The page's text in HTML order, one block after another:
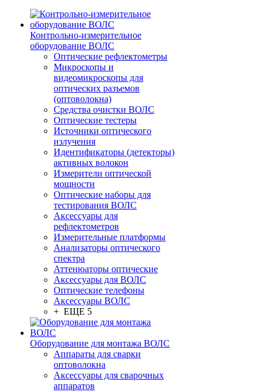
Контрольно-измерительное
оборудование ВОЛС
Оптические рефлектометры
Микроскопы и
видеомикроскопы для
оптических разъемов
(оптоволокна)
Средства очистки ВОЛС
Оптические тестеры
Источники оптического
излучения
Идентификаторы (детекторы)
активных волокон
Измерители оптической
мощности
Оптические наборы для
тестирования ВОЛС
Аксессуары для
рефлектометров
Измерительные платформы
Анализаторы оптического
спектра
Аттенюаторы оптические
Аксессуары для ВОЛС
Оптические телефоны
Аксессуары ВОЛС
+ ЕЩЕ 5
Оборудование для монтажа ВОЛС
Аппараты для сварки
оптоволокна
Аксессуары для сварочных
аппаратов